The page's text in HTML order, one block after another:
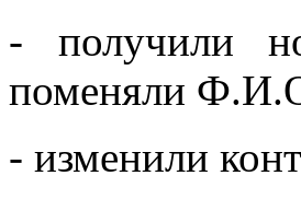
- получили
поменяли
- изменили